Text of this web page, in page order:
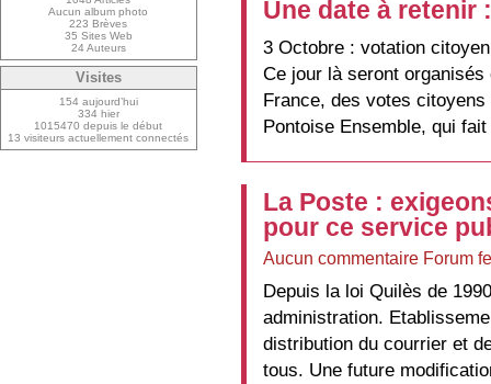
Une date à retenir
3 Octobre : votation
Ce jour là seront organisés
France, des votes
Pontoise Ensemble, qui
La Poste :
pour ce service
Aucun commentaire Forum
Depuis la loi Quilès de
administration.
distribution du courrier et
tous. Une future
Aucun album photo
223 Brèves
35 Sites Web
24 Auteurs
Visites
154 aujourd’hui
334 hier
1015470 depuis le début
13 visiteurs actuellement connectés